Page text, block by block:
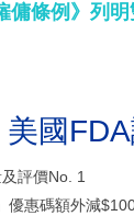
傭條例》列
國
評價No. 1
優惠碼額外減